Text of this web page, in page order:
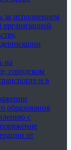
исполнением
на
городском
и в
образования
с
от